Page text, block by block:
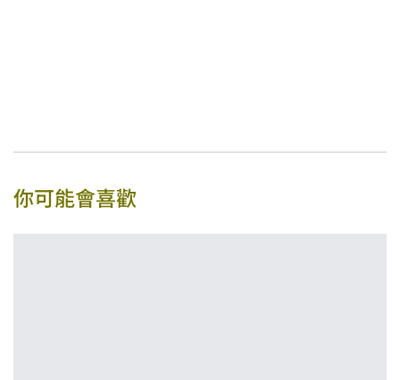
你可能會喜歡